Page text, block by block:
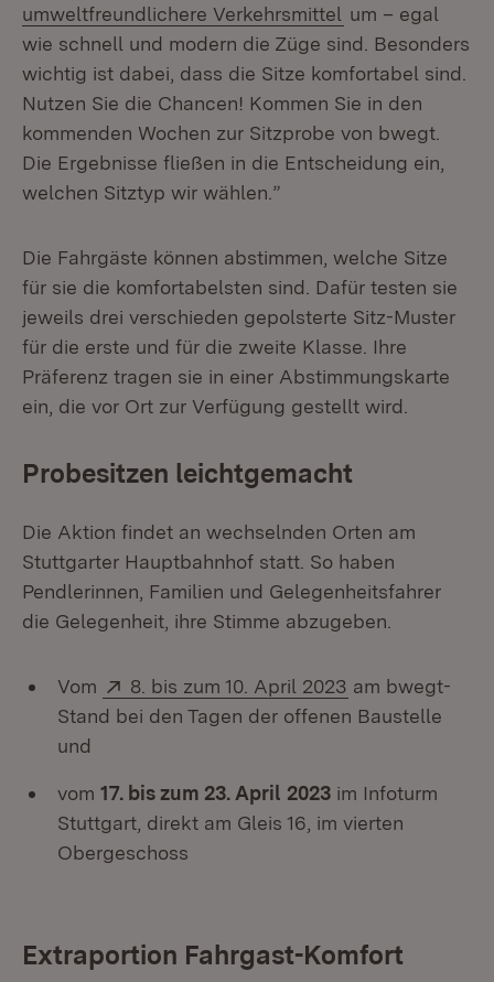
umweltfreundlichere Verkehrsmittel (Öffnet in
um – egal
wie schnell und modern die Züge sind. Besonders
wichtig ist dabei, dass die Sitze komfortabel sind.
Nutzen Sie die Chancen! Kommen Sie in den
kommenden Wochen zur Sitzprobe von bwegt.
Die Ergebnisse fließen in die Entscheidung ein,
welchen Sitztyp wir wählen.”
Die Fahrgäste können abstimmen, welche Sitze
für sie die komfortabelsten sind. Dafür testen sie
jeweils drei verschieden gepolsterte Sitz-Muster
für die erste und für die zweite Klasse. Ihre
Präferenz tragen sie in einer Abstimmungskarte
ein, die vor Ort zur Verfügung gestellt wird.
Probesitzen leichtgemacht
Die Aktion findet an wechselnden Orten am
Stuttgarter Hauptbahnhof statt. So haben
Pendlerinnen, Familien und Gelegenheitsfahrer
die Gelegenheit, ihre Stimme abzugeben.
Vom Extern:
8. bis zum 10. April 2023 (Öffnet in
am bwegt-
Stand bei den Tagen der offenen Baustelle
und
vom 17. bis zum 23. April 2023 im Infoturm
Stuttgart, direkt am Gleis 16, im vierten
Obergeschoss
Extraportion Fahrgast-Komfort